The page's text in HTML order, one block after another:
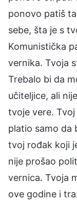
ponovo patiš
sebe, šta je s
Komunistička
vernika. Tvoja
Trebalo bi da
učiteljice, ali
tvoje vere.
platio samo da
tvoj rođak koji
nije prošao
vernica. Tvoja
ove godine i